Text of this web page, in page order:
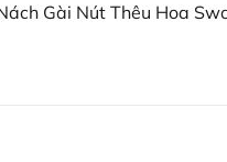
Gài Nút Thêu Hoa